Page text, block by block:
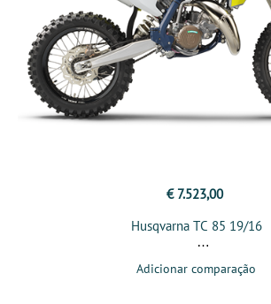
€ 7.523,00
Husqvarna TC 85 19/16
Adicionar comparação